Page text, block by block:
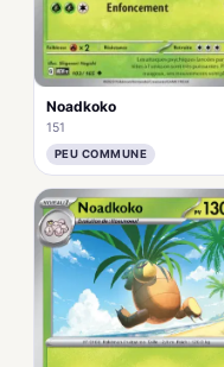
Noadkoko
151
PEU COMMUNE